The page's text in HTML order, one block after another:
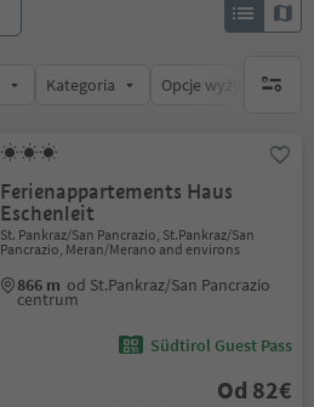
Kategoria Opcje wyżywieniabrak
Ferienappartements Haus
Eschenleit
St. Pankraz/San Pancrazio, St.Pankraz/San
Pancrazio, Meran/Merano and environs
866 m od St.Pankraz/San Pancrazio
centrum
Südtirol Guest Pass
Od 82€